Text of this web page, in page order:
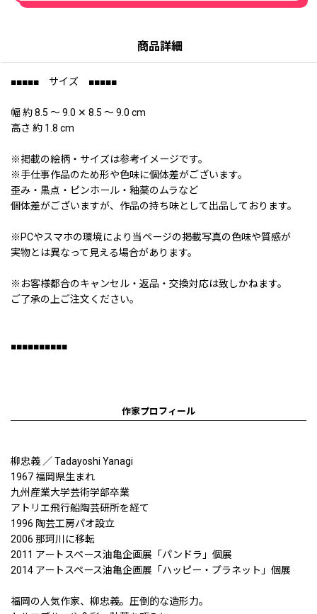
商品詳細
■■■■■ サイズ ■■■■■
幅 約 8.5 〜 9.0 ✕ 8.5 〜 9.0 cm
高さ 約 1.8 cm
※掲載の絵柄・サイズは参考イメージです。
※手仕事作品のため形や色味に個体差がございます。
歪み・黒点・ピンホール・釉薬のムラなど
個体差がございますが、作品の持ち味として出品しております。
※PCやスマホの環境により当ページの掲載写真の色味や質感が
実物とは異なって見える場合があります。
※お客様都合のキャンセル・返品・交換対応は致しかねます。
ご了承の上ご注文ください。
■■■■■■■■■■
作家プロフィール
柳忠義 ／ Tadayoshi Yanagi
1967 福岡県生まれ
九州産業大学芸術学部卒業
アトリエ飛行船陶芸研所を経て
1996 陶芸工房パオ設立
2006 那珂川に移転
2011 アートスペース油亀企画展「パンドラ」個展
2014 アートスペース油亀企画展「ハッピー・プラネット」個展
福岡の人気作家、柳忠義。圧倒的な造形力。